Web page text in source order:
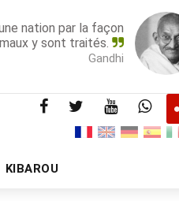
nation par la façon
y sont traités.
Gandhi
KIBAROU